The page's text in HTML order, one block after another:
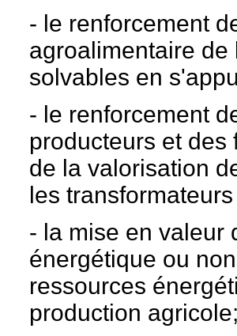
- le renforcement
agroalimentaire
solvables en
- le renforcement
producteurs et
de la valorisation
les
- la mise en valeur
énergétique ou
ressources
production agricole;